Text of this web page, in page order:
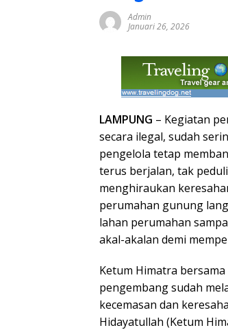
Admin
Januari 26, 2026
LAMPUNG – Kegiatan
secara ilegal, sudah
pengelola tetap
terus berjalan, tak
menghiraukan
perumahan gunung
lahan perumahan
akal-akalan demi
Ketum Himatra
pengembang sudah
kecemasan dan
Hidayatullah (Ketum